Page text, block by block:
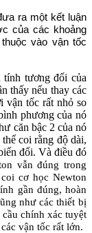
ra một kết luận
của các khoảng
vào vận tốc
tính tương đối của
thấy nếu thay các
vận tốc rất nhỏ so
phương của nó
căn bậc 2 của nó
coi rằng độ dài,
đổi. Và điều đó
vẫn đúng trong
cơ học Newton
gần đúng, hoàn
như các thiết bị
chính xác tuyệt
vận tốc rất lớn.